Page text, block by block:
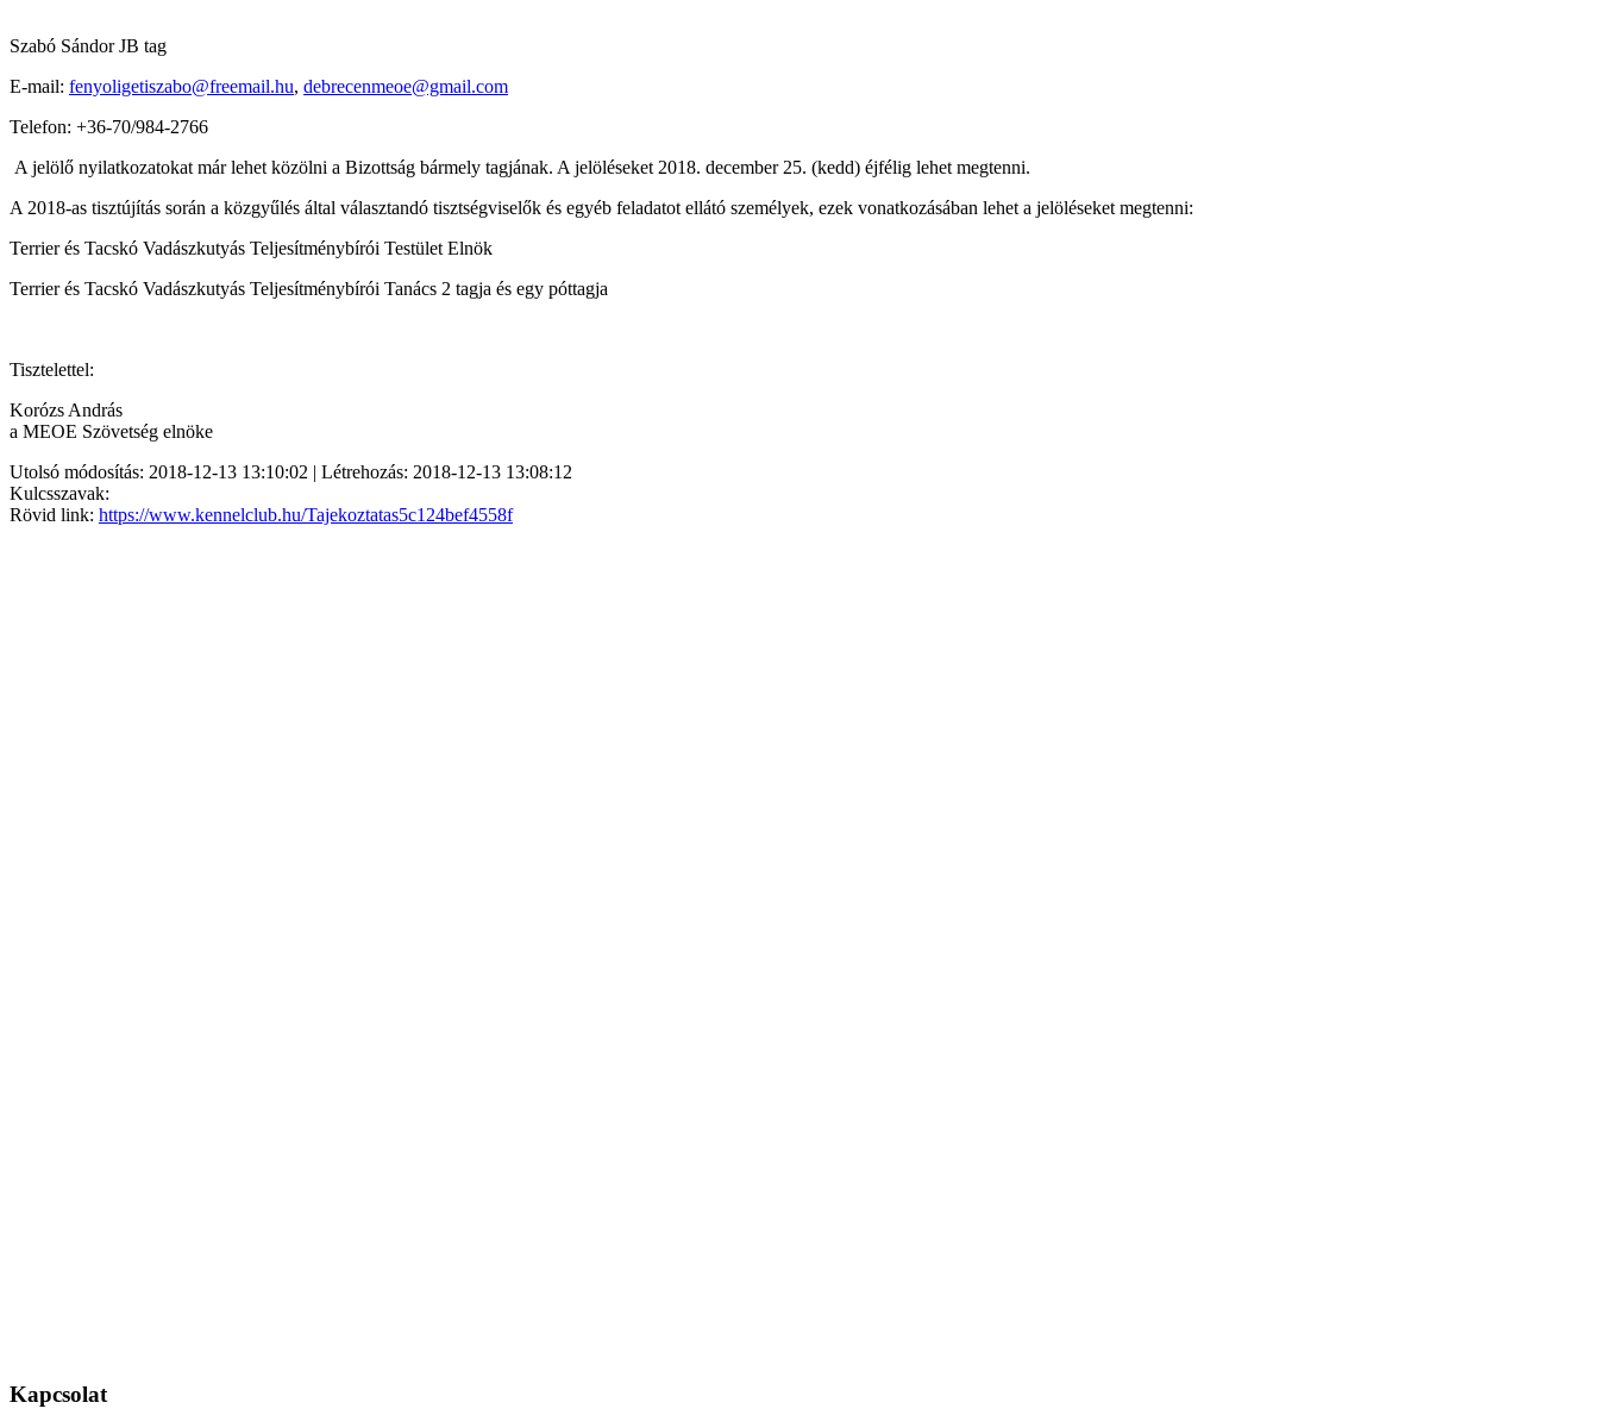
Szabó Sándor JB tag
E-mail: fenyoligetiszabo@freemail.hu, debrecenmeoe@gmail.com
Telefon: +36-70/984-2766
A jelölő nyilatkozatokat már lehet közölni a Bizottság bármely tagjának. A jelöléseket 2018. december 25. (kedd) éjfélig lehet megtenni.
A 2018-as tisztújítás során a közgyűlés által választandó tisztségviselők és egyéb feladatot ellátó személyek, ezek vonatkozásában lehet a jelöléseket megtenni:
Terrier és Tacskó Vadászkutyás Teljesítménybírói Testület Elnök
Terrier és Tacskó Vadászkutyás Teljesítménybírói Tanács 2 tagja és egy póttagja
Tisztelettel:
Korózs András
a MEOE Szövetség elnöke
Utolsó módosítás: 2018-12-13 13:10:02 | Létrehozás: 2018-12-13 13:08:12
Kulcsszavak:
Rövid link: https://www.kennelclub.hu/Tajekoztatas5c124bef4558f
Kapcsolat